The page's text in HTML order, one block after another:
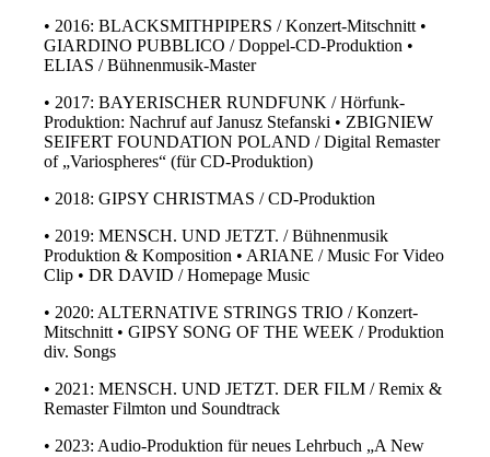
• 2016: BLACKSMITHPIPERS / Konzert-Mitschnitt •
GIARDINO PUBBLICO / Doppel-CD-Produktion •
ELIAS / Bühnenmusik-Master
• 2017: BAYERISCHER RUNDFUNK / Hörfunk-
Produktion: Nachruf auf Janusz Stefanski • ZBIGNIEW
SEIFERT FOUNDATION POLAND / Digital Remaster
of „Variospheres“ (für CD-Produktion)
• 2018: GIPSY CHRISTMAS / CD-Produktion
• 2019: MENSCH. UND JETZT. / Bühnenmusik
Produktion & Komposition • ARIANE / Music For Video
Clip • DR DAVID / Homepage Music
• 2020: ALTERNATIVE STRINGS TRIO / Konzert-
Mitschnitt • GIPSY SONG OF THE WEEK / Produktion
div. Songs
• 2021: MENSCH. UND JETZT. DER FILM / Remix &
Remaster Filmton und Soundtrack
• 2023: Audio-Produktion für neues Lehrbuch „A New